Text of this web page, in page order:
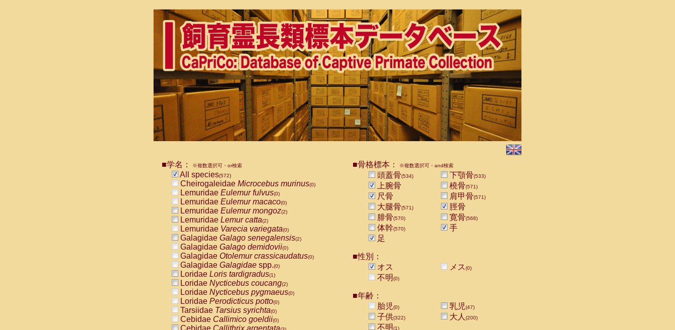
■学名： ※複数選択可・or検索
All species(572)
Cheirogaleidae Microcebus murinus(0)
Lemuridae Eulemur fulvus(0)
Lemuridae Eulemur macaco(0)
Lemuridae Eulemur mongoz(2)
Lemuridae Lemur catta(2)
Lemuridae Varecia variegata(0)
Galagidae Galago senegalensis(2)
Galagidae Galago demidovii(0)
Galagidae Otolemur crassicaudatus(0)
Galagidae Galagidae spp.(0)
Loridae Loris tardigradus(1)
Loridae Nycticebus coucang(2)
Loridae Nycticebus pygmaeus(0)
Loridae Perodicticus potto(0)
Tarsiidae Tarsius syrichta(0)
Cebidae Callimico goeldii(0)
Cebidae Callithrix argentata
■骨格標本： ※複数選択可・and検索
頭蓋骨(534) 下顎骨(533)
上腕骨 橈骨(571)
尺骨 肩甲骨(571)
大腿骨(571)
脛骨
腓骨(570) 寛骨(568)
体幹(570)
手
足
■性別：
オス
メス(0)
不明(0)
■年齢：
胎児(0) 乳児(47)
子供(322) 大人 (200)
不明(1)